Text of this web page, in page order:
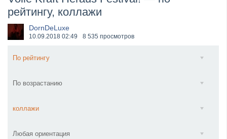
​Wacken Open Air 2027 объявил новую волну участ...
рейтингу, коллажи
DornDeLuxe
10.09.2018 02:49 8 535 просмотров
По рейтингу
По возрастанию
коллажи
Любая ориентация